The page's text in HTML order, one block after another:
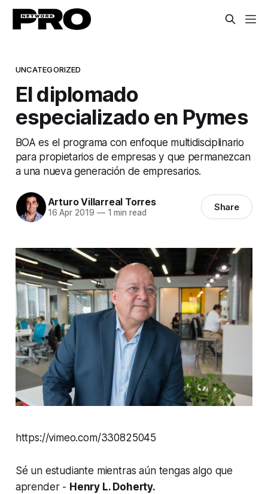
UNCATEGORIZED
El diplomado
especializado en Pymes
BOA es el programa con enfoque multidisciplinario
para propietarios de empresas y que permanezcan
a una nueva generación de empresarios.
Arturo Villarreal Torres
16 Apr 2019 —1 min read Share
https://vimeo.com/330825045
Sé un estudiante mientras aún tengas algo que
aprender - Henry L. Doherty.